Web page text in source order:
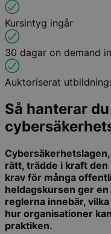
Kursintyg ingår
30 dagar on demand
Auktoriserat
Så hanterar
rätt, trädde i kraft den
krav för många
heldagskursen ger
reglerna innebär,
hur organisationer
praktiken.